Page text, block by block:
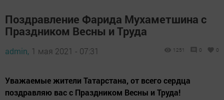
Поздравление Фарида Мухаметшина с
Праздником Весны и Труда
admin, 1 мая 2021 - 07:31 1251 0 0
Уважаемые жители Татарстана, от всего сердца
поздравляю вас с Праздником Весны и Труда!